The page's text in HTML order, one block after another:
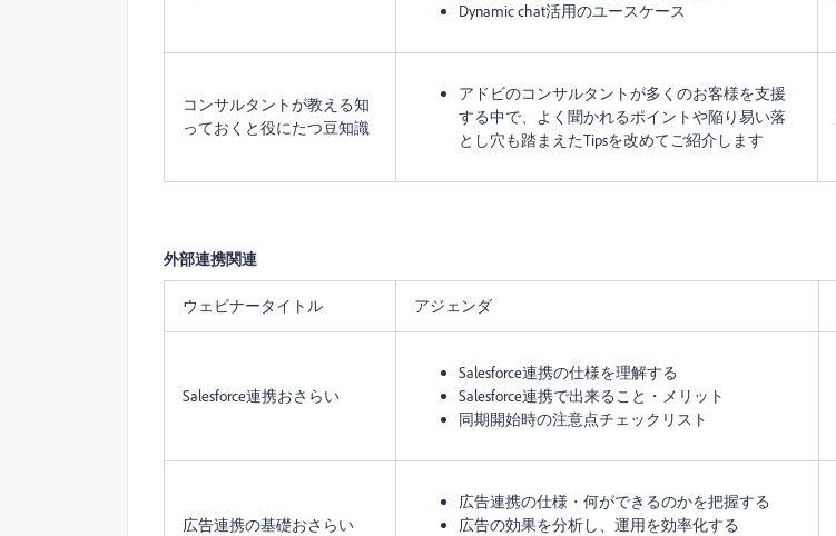
Dynamic chat活用のユースケース
コンサルタントが教える知
っておくと役にたつ豆知識
アドビのコンサルタントが多くのお客様を支援
する中で、よく聞かれるポイントや陥り易い落
とし穴も踏まえたTipsを改めてご紹介します
外部連携関連
ウェビナータイトル アジェンダ
Salesforce連携おさらい
Salesforce連携の仕様を理解する
Salesforce連携で出来ること・メリット
同期開始時の注意点チェックリスト
広告連携の基礎おさらい
広告連携の仕様・何ができるのかを把握する
広告の効果を分析し、運用を効率化する